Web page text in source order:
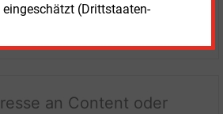
(Drittstaaten-
an Content oder